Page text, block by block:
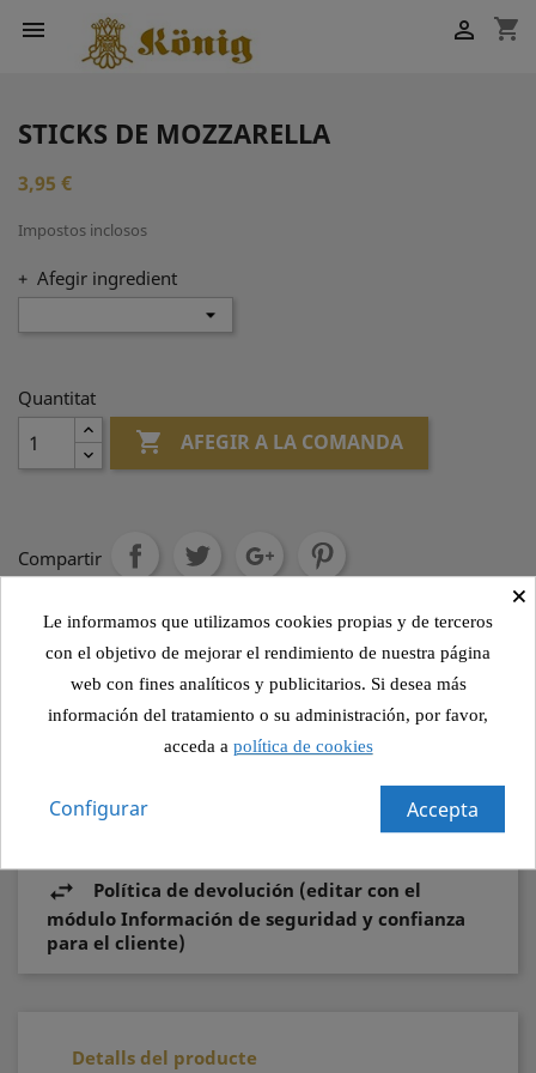
 shopping_cart

STICKS DE MOZZARELLA
3,95 €
Impostos inclosos
+ Afegir ingredient
Quantitat
 AFEGIR A LA COMANDA
Compartir
Política de seguridad (editar con el módulo
Información de seguridad y confianza para el
cliente)
Información de seguridad y confianza para el
cliente)
Política de devolución (editar con el
módulo Información de seguridad y confianza
para el cliente)
Detalls del producte
×
Le informamos que utilizamos cookies propias y de terceros
con el objetivo de mejorar el rendimiento de nuestra página
web con fines analíticos y publicitarios. Si desea más
información del tratamiento o su administración, por favor,
acceda a política de cookies
Accepta
Configurar